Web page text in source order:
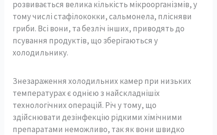
розвивається велика кількість мікроорганізмів, у
тому числі стафілококки, сальмонела, плісняви
гриби. Всі вони, та безліч інших, приводять до
псування продуктів, що зберігаються у
холодильнику.
Знезараження холодильних камер при низьких
температурах є однією з найскладнішіх
технологічних операцій. Річ у тому, що
здійснювати дезінфекцію рідкими хімічними
препаратами неможливо, так як вони швидко